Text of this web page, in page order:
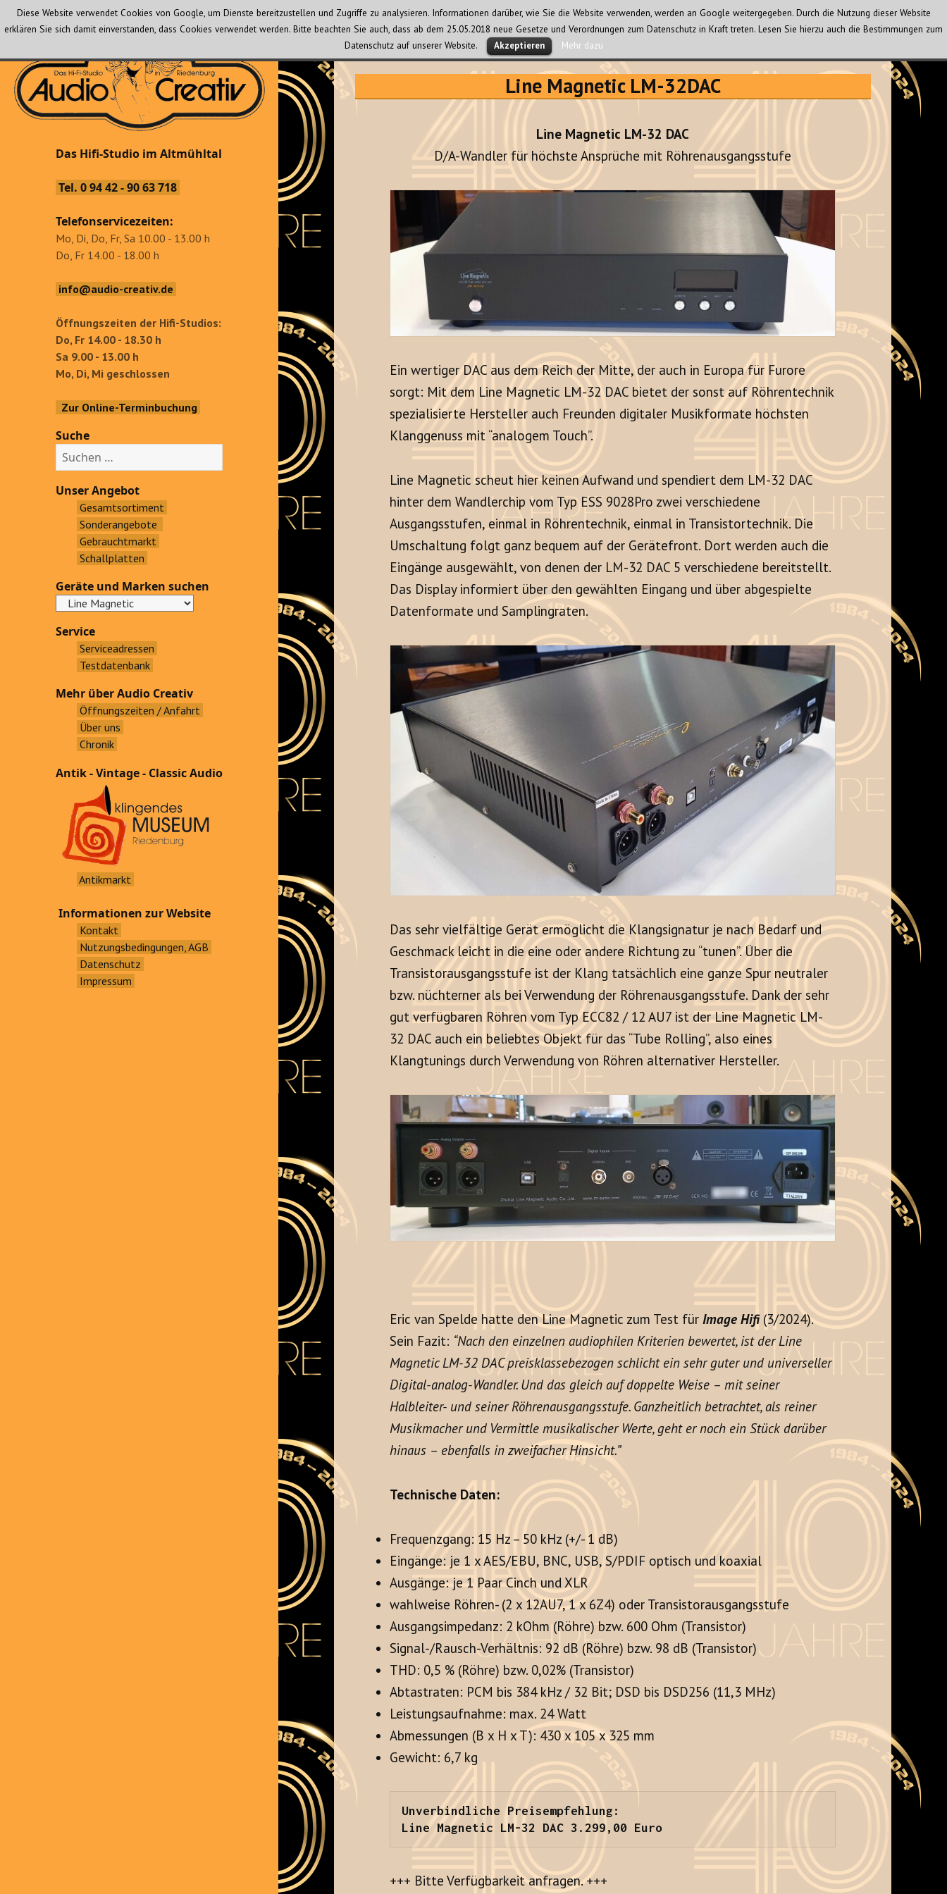
Das Hifi-Studio im Altmühltal
Das Hifi-Studio im Altmühltal
Tel. 0 94 42 - 90 63 718
Telefonservicezeiten:
Mo, Di, Do, Fr, Sa 10.00 - 13.00 h
Do, Fr 14.00 - 18.00 h
info@audio-creativ.de
Öffnungszeiten der Hifi-Studios:
Do, Fr 14.00 - 18.30 h
Sa 9.00 - 13.00 h
Mo, Di, Mi geschlossen
Zur Online-Terminbuchung
Suche
u
c
h
Unser Angebot
Gesamtsortiment
Sonderangebote
Gebrauchtmarkt
Schallplatten
Geräte und Marken suchen
Service
Serviceadressen
Testdatenbank
Mehr über Audio Creativ
Öffnungszeiten / Anfahrt
Über uns
Chronik
Antik - Vintage - Classic Audio
Antikmarkt
Informationen zur Website
Kontakt
Nutzungsbedingungen, AGB
Datenschutz
Impressum
Line Magnetic LM-32DAC
Line Magnetic LM-32 DAC
D/A-Wandler für höchste Ansprüche mit Röhrenausgangsstufe
Ein wertiger DAC aus dem Reich der Mitte, der auch in Europa für Furore
sorgt: Mit dem Line Magnetic LM-32 DAC bietet der sonst auf Röhrentechnik
spezialisierte Hersteller auch Freunden digitaler Musikformate höchsten
Klanggenuss mit “analogem Touch”.
Line Magnetic scheut hier keinen Aufwand und spendiert dem LM-32 DAC
hinter dem Wandlerchip vom Typ ESS 9028Pro zwei verschiedene
Ausgangsstufen, einmal in Röhrentechnik, einmal in Transistortechnik. Die
Umschaltung folgt ganz bequem auf der Gerätefront. Dort werden auch die
Eingänge ausgewählt, von denen der LM-32 DAC 5 verschiedene bereitstellt.
Das Display informiert über den gewählten Eingang und über abgespielte
Datenformate und Samplingraten.
Das sehr vielfältige Gerät ermöglicht die Klangsignatur je nach Bedarf und
Geschmack leicht in die eine oder andere Richtung zu “tunen”. Über die
Transistorausgangsstufe ist der Klang tatsächlich eine ganze Spur neutraler
bzw. nüchterner als bei Verwendung der Röhrenausgangsstufe. Dank der sehr
gut verfügbaren Röhren vom Typ ECC82 / 12 AU7 ist der Line Magnetic LM-
32 DAC auch ein beliebtes Objekt für das “Tube Rolling”, also eines
Klangtunings durch Verwendung von Röhren alternativer Hersteller.
Eric van Spelde hatte den Line Magnetic zum Test fürImage Hifi(3/2024).
Sein Fazit: “Nach den einzelnen audiophilen Kriterien bewertet, ist der Line
Magnetic LM-32 DAC preisklassebezogen schlicht ein sehr guter und universeller
Digital-analog-Wandler. Und das gleich auf doppelte Weise – mit seiner
Halbleiter- und seiner Röhrenausgangsstufe. Ganzheitlich betrachtet, als reiner
Musikmacher und Vermittle musikalischer Werte, geht er noch ein Stück darüber
hinaus – ebenfalls in zweifacher Hinsicht.”
Technische Daten:
Frequenzgang: 15 Hz – 50 kHz (+/- 1 dB)
Eingänge: je 1 x AES/EBU, BNC, USB, S/PDIF optisch und koaxial
Ausgänge: je 1 Paar Cinch und XLR
wahlweise Röhren- (2 x 12AU7, 1 x 6Z4) oder Transistorausgangsstufe
Ausgangsimpedanz: 2 kOhm (Röhre) bzw. 600 Ohm (Transistor)
Signal-/Rausch-Verhältnis: 92 dB (Röhre) bzw. 98 dB (Transistor)
THD: 0,5 % (Röhre) bzw. 0,02% (Transistor)
Abtastraten: PCM bis 384 kHz / 32 Bit; DSD bis DSD256 (11,3 MHz)
Leistungsaufnahme: max. 24 Watt
Abmessungen (B x H x T): 430 x 105 x 325 mm
Gewicht: 6,7 kg
Unverbindliche Preisempfehlung:
Line Magnetic LM-32 DAC 3.299,00 Euro
+++ Bitte Verfügbarkeit anfragen. +++
Diese Website verwendet Cookies von Google, um Dienste bereitzustellen und Zugriffe zu analysieren. Informationen darüber, wie Sie die Website verwenden, werden an Google weitergegeben. Durch die Nutzung dieser Website
erklären Sie sich damit einverstanden, dass Cookies verwendet werden. Bitte beachten Sie auch, dass ab dem 25.05.2018 neue Gesetze und Verordnungen zum Datenschutz in Kraft treten. Lesen Sie hierzu auch die Bestimmungen zum
Datenschutz auf unserer Website.
Akzeptieren Mehr dazu